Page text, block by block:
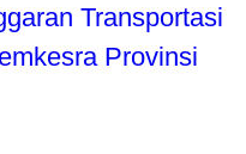
Transportasi
Provinsi